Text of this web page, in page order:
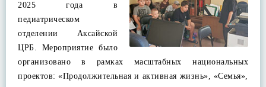
2025 года в
педиатрическом
отделении Аксайской
ЦРБ. Мероприятие было
организовано в рамках масштабных национальных
проектов: «Продолжительная и активная жизнь», «Семья»,